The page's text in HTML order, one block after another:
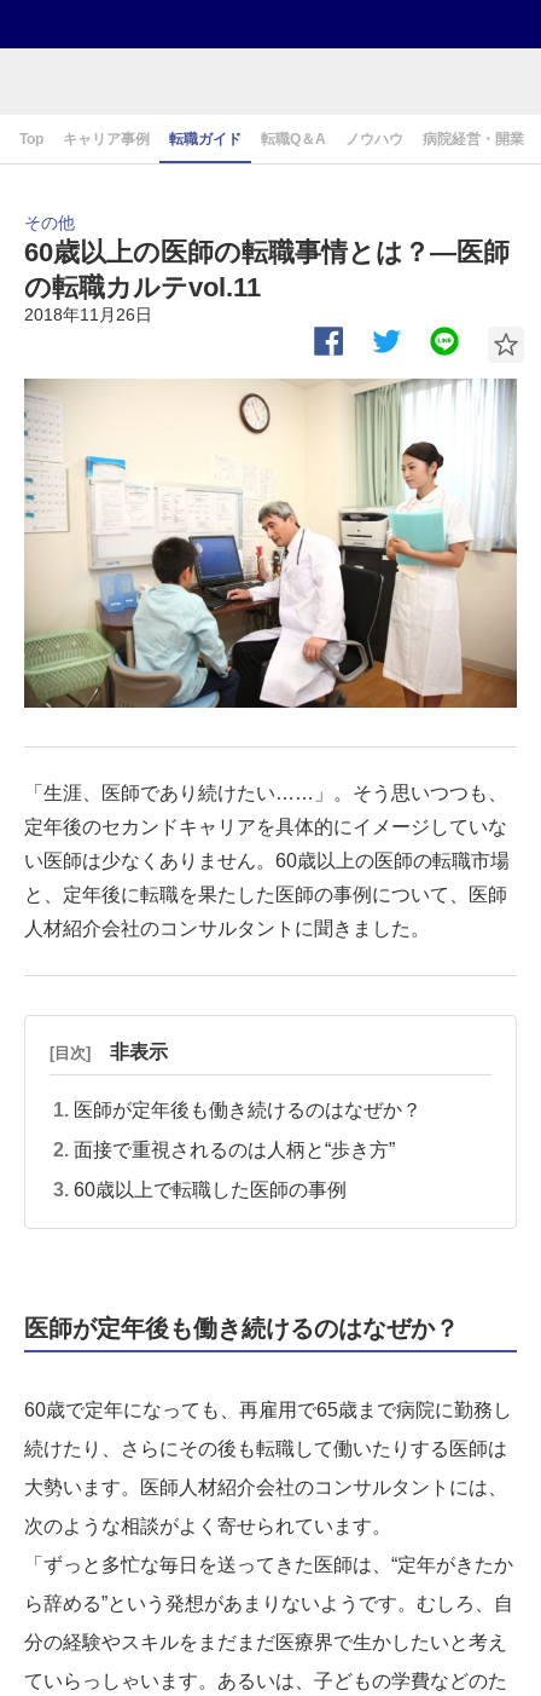
Top キャリア事例 転職ガイド 転職Q＆A ノウハウ 病院経営・開業
その他
60歳以上の医師の転職事情とは？―医師
の転職カルテvol.11
2018年11月26日
「生涯、医師であり続けたい……」。そう思いつつも、
定年後のセカンドキャリアを具体的にイメージしていな
い医師は少なくありません。60歳以上の医師の転職市場
と、定年後に転職を果たした医師の事例について、医師
人材紹介会社のコンサルタントに聞きました。
[目次] 非表示
医師が定年後も働き続けるのはなぜか？
面接で重視されるのは人柄と“歩き方”
60歳以上で転職した医師の事例
医師が定年後も働き続けるのはなぜか？
60歳で定年になっても、再雇用で65歳まで病院に勤務し
続けたり、さらにその後も転職して働いたりする医師は
大勢います。医師人材紹介会社のコンサルタントには、
次のような相談がよく寄せられています。
「ずっと多忙な毎日を送ってきた医師は、“定年がきたか
ら辞める”という発想があまりないようです。むしろ、自
分の経験やスキルをまだまだ医療界で生かしたいと考え
ていらっしゃいます。あるいは、子どもの学費などのた